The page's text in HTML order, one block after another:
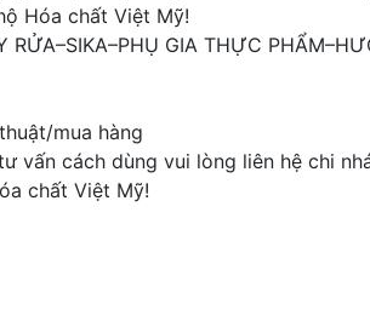
Hóa chất Việt Mỹ!
RỬA–SIKA–PHỤ GIA THỰC
mua hàng
vấn cách dùng vui lòng liên hệ chi
chất Việt Mỹ!